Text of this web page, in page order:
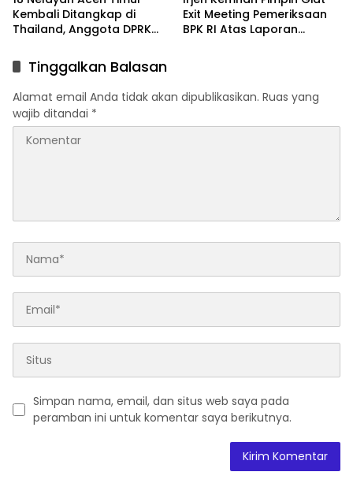
Kembali Ditangkap di
Thailand, Anggota DPRK
Exit Meeting Pemeriksaan
BPK RI Atas Laporan
Tinggalkan Balasan
Alamat email Anda tidak akan dipublikasikan. Ruas yang
wajib ditandai *
Simpan nama, email, dan situs web saya pada
peramban ini untuk komentar saya berikutnya.